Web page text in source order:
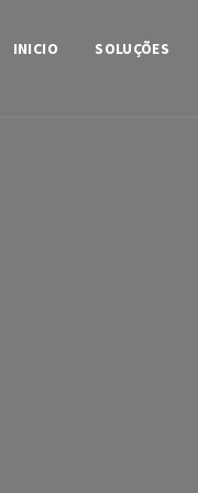
INICIO SOLUÇÕES